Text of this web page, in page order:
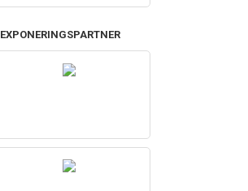
EXPONERINGSPARTNER